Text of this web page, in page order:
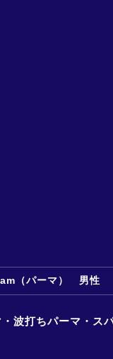
（パーマ） 男性
波打ちパーマ・ス